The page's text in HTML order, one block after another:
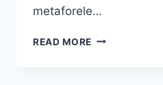
metaforele…
READ MORE O